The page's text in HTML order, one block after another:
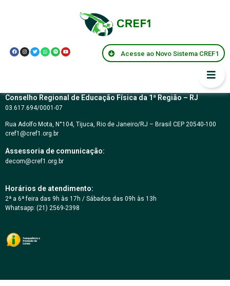
Acesse ao Novo Sistema CREF1
CARTA CONVITE Nº
08/2019
Conselho Regional de Educação Física da 1ª Região – RJ
03.617.694/0001-07
Rua Adolfo Mota, N°104, Tijuca, Rio de Janeiro/RJ – Brasil CEP 20540-100
cref1@cref1.org.br
Assessoria de comunicação:
decom@cref1.org.br
Horários de atendimento:
2ª a 6ª feira das 9h às 17h / Sábados das 09h às 13h
Whatsapp: (21) 2569-2398